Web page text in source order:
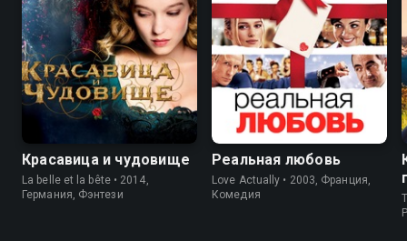
Красавица и чудовище
La belle et la bête • 2014,
Германия, Фэнтези
Реальная любовь
Love Actually • 2003, Франция,
Комедия